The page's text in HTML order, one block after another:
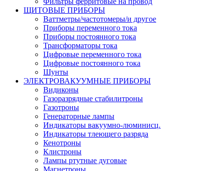
ЩИТОВЫЕ ПРИБОРЫ
Ваттметры/частотомеры/и другое
Приборы переменного тока
Приборы постоянного тока
Трансформаторы тока
Цифровые переменного тока
Цифровые постоянного тока
Шунты
ЭЛЕКТРОВАКУУМНЫЕ ПРИБОРЫ
Видиконы
Газоразрядные стабилитроны
Газотроны
Генераторные лампы
Индикаторы вакуумно-люминисц.
Индикаторы тлеющего разряда
Кенотроны
Клистроны
Лампы ртутные дуговые
Магнетроны